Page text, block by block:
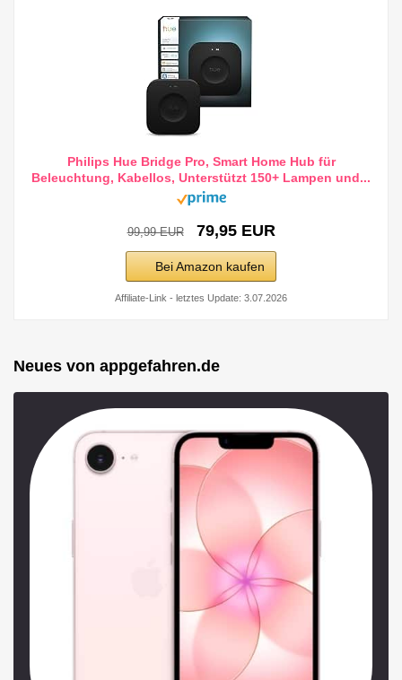
Philips Hue Bridge Pro, Smart Home Hub für
Beleuchtung, Kabellos, Unterstützt 150+ Lampen und...
99,99 EUR 79,95 EUR
Bei Amazon kaufen
Affiliate-Link - letztes Update: 3.07.2026
Neues von appgefahren.de